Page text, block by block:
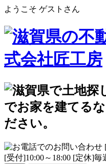
ようこそ ゲストさん